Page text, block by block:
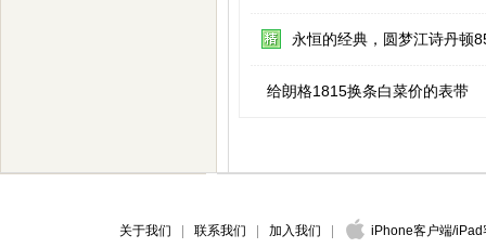
永恒的经典，圆梦江诗丹顿
给朗格1815换条白菜价的表带
关于我们 联系我们 加入我们 iPhone客户端/iPad